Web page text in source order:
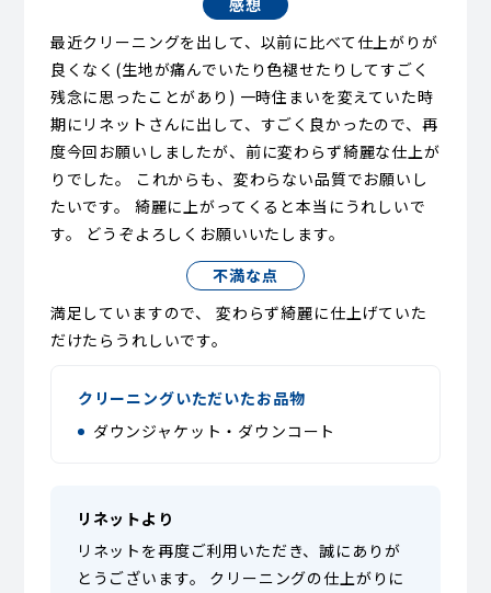
感想
最近クリーニングを出して、以前に比べて仕上がりが
良くなく(生地が痛んでいたり色褪せたりしてすごく
残念に思ったことがあり) 一時住まいを変えていた時
期にリネットさんに出して、すごく良かったので、再
度今回お願いしましたが、前に変わらず綺麗な仕上が
りでした。 これからも、変わらない品質でお願いし
たいです。 綺麗に上がってくると本当にうれしいで
す。 どうぞよろしくお願いいたします。
不満な点
満足していますので、 変わらず綺麗に仕上げていた
だけたらうれしいです。
クリーニングいただいたお品物
ダウンジャケット・ダウンコート
リネットより
リネットを再度ご利用いただき、誠にありが
とうございます。 クリーニングの仕上がりに